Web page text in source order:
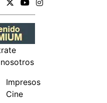
Impresos
Cine